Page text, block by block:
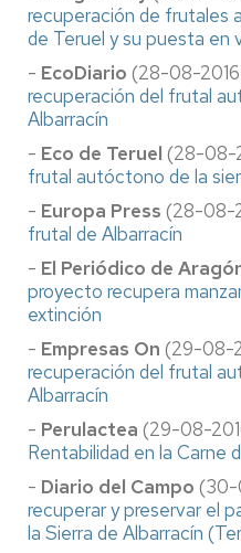
recuperación de frutales
de Teruel y su puesta en
- EcoDiario (28-08-
recuperación del frutal
Albarracín
- Eco de Teruel (28-08-
frutal autóctono de la
- Europa Press (28-08-
frutal de Albarracín
- El Periódico de
proyecto recupera
extinción
- Empresas On (29-08-
recuperación del frutal
Albarracín
- Perulactea (29-08-
Rentabilidad en la Carne
- Diario del Campo (30-
recuperar y preservar el
la Sierra de Albarracín